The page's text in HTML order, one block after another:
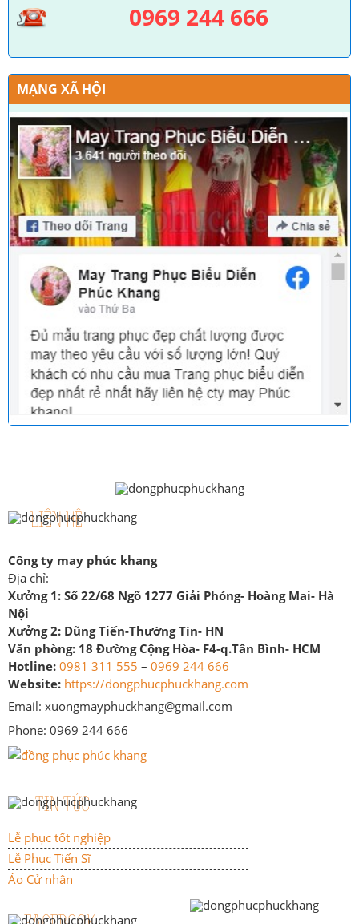
0969 244 666
MẠNG XÃ HỘI
LIÊN HỆ
Công ty may phúc khang
Địa chỉ:
Xưởng 1: Số 22/68 Ngõ 1277 Giải Phóng- Hoàng Mai- Hà
Nội
Xưởng 2: Dũng Tiến-Thường Tín- HN
Văn phòng: 18 Đường Cộng Hòa- F4-q.Tân Bình- HCM
Hotline: 0981 311 555 – 0969 244 666
Website: https://dongphucphuckhang.com
Email: xuongmayphuckhang@gmail.com
Phone: 0969 244 666
TIN TỨC
Lễ phục tốt nghiệp
Lễ Phục Tiến Sĩ
Áo Cử nhân